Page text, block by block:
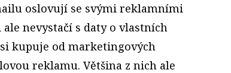
oslovují se svými reklamními
nevystačí s daty o vlastních
kupuje od marketingových
reklamu. Většina z nich ale